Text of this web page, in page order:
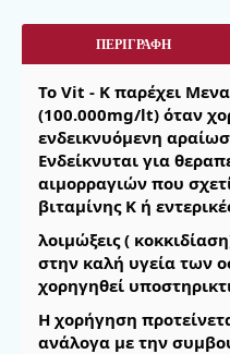
ΠΕΡΙΓΡΑΦΉ
Το Vit - K παρέχει
(100.000mg/lt) όταν
ενδεικνυόμενη
Ενδείκνυται για
αιμορραγιών που
βιταμίνης Κ ή
λοιμώξεις (
στην καλή υγεία των
χορηγηθεί
Η χορήγηση
ανάλογα με την